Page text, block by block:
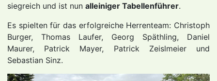
siegreich und ist nun alleiniger Tabellenführer.
Es spielten für das erfolgreiche Herrenteam: Christoph
Burger, Thomas Laufer, Georg Späthling, Daniel
Maurer, Patrick Mayer, Patrick Zeislmeier und
Sebastian Sinz.